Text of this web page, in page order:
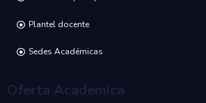
Plantel docente
Sedes Académicas
Oferta Academica